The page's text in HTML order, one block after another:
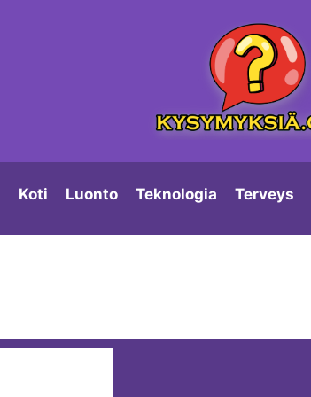
Koti Luonto Teknologia Terveys